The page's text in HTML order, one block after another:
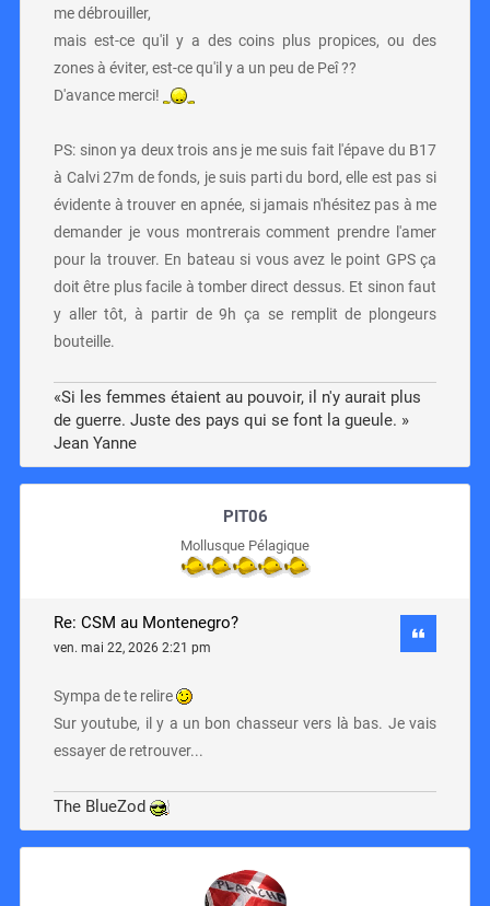
me débrouiller,
mais est-ce qu'il y a des coins plus propices, ou des
zones à éviter, est-ce qu'il y a un peu de Peî ??
D'avance merci!
PS: sinon ya deux trois ans je me suis fait l'épave du B17
à Calvi 27m de fonds, je suis parti du bord, elle est pas si
évidente à trouver en apnée, si jamais n'hésitez pas à me
demander je vous montrerais comment prendre l'amer
pour la trouver. En bateau si vous avez le point GPS ça
doit être plus facile à tomber direct dessus. Et sinon faut
y aller tôt, à partir de 9h ça se remplit de plongeurs
bouteille.
«Si les femmes étaient au pouvoir, il n'y aurait plus
de guerre. Juste des pays qui se font la gueule. »
Jean Yanne
PIT06
Mollusque Pélagique
Re: CSM au Montenegro?
ven. mai 22, 2026 2:21 pm
Sympa de te relire
Sur youtube, il y a un bon chasseur vers là bas. Je vais
essayer de retrouver...
The BlueZod